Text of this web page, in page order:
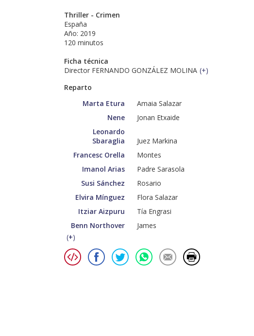
Thriller - Crimen
España
Año: 2019
120 minutos
Ficha técnica
Director FERNANDO GONZÁLEZ MOLINA (+)
Reparto
Marta Etura
Amaia Salazar
Nene
Jonan Etxaide
Leonardo
Sbaraglia
Juez Markina
Francesc Orella
Montes
Imanol Arias
Padre Sarasola
Susi Sánchez
Rosario
Elvira Mínguez
Flora Salazar
Itziar Aizpuru
Tía Engrasi
Benn Northover
James
(+)